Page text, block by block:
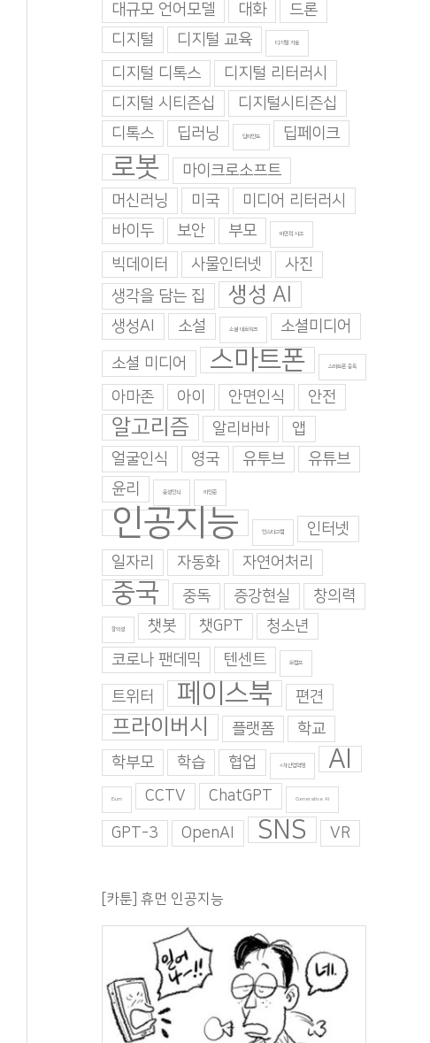
로봇 50대가 1,000명을 대
평균의 기계 — AI는 이야기
를 ‘쓰지만’ 구상하지는 않는
2026년 7월 27일. 월요일
|
이 완성한 붕괴
2026년 7월 23일.
대규모 언어모델
대화
드론
디지털
디지털 교육 디지털 기술
디지털 디톡스
디지털 리터러시
디지털 시티즌십
디지털시티즌십
디톡스
딥러닝 딥마인드 딥페이크
로봇
마이크로소프트
머신러닝
미국
미디어 리터러시
바이두
보안 부모 비판적 사고
빅데이터 사물인터넷
사진
생각을 담는 집
생성 AI
생성AI 소설 소셜 네트워크 소셜미디어
소셜 미디어 스마트폰 스마트폰 중독
아마존 아이 안면인식 안전
알고리즘 알리바바
앱
얼굴인식
영국 유투브
유튜브
윤리
음성인식 이인준
인공지능 인스타그램
인터넷
일자리
자동화 자연어처리
중국 중독 증강현실 창의력
창의성 챗봇 챗GPT
청소년
코로나 팬데믹
텐센트 트럼프
트위터 페이스북 편견
프라이버시 플랫폼
학교
학부모
학습 협업 4차산업혁명 AI
Burn CCTV ChatGPT Generative AI
GPT-3 OpenAI SNS VR
[카툰] 휴먼 인공지능